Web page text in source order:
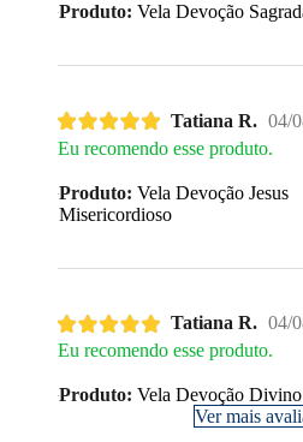
Produto: Vela Devoção
Tatiana R. 04/
Eu recomendo esse produto.
Produto: Vela Devoção Jesus
Misericordioso
Tatiana R. 04/
Eu recomendo esse produto.
Produto: Vela Devoção
Ver mais